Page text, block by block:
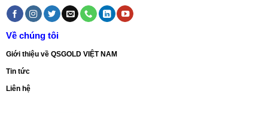
Về chúng tôi
Giới thiệu về QSGOLD VIỆT NAM
Tin tức
Liên hệ